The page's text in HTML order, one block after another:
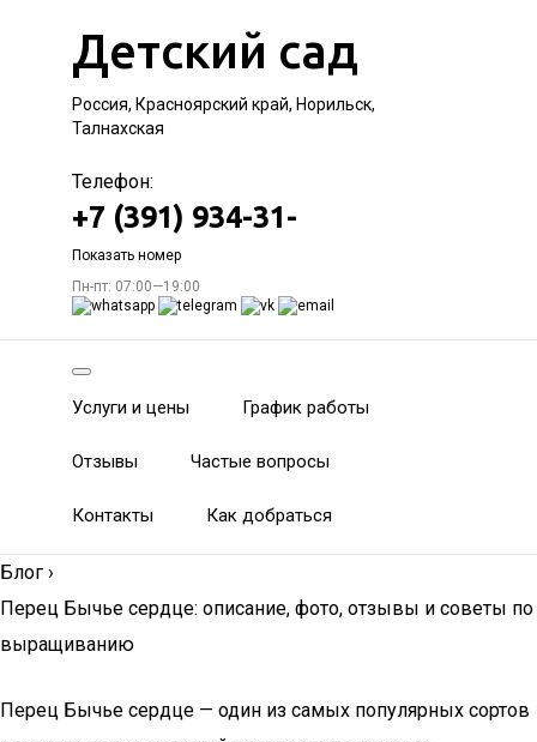
Детский сад
Россия, Красноярский край, Норильск,
Талнахская
Телефон:
+7 (391) 934-31-
Показать номер
Пн-пт: 07:00—19:00
Услуги и цены График работы
Отзывы Частые вопросы
Контакты Как добраться
Блог ›
Перец Бычье сердце: описание, фото, отзывы и советы по
выращиванию
Перец Бычье сердце — один из самых популярных сортов